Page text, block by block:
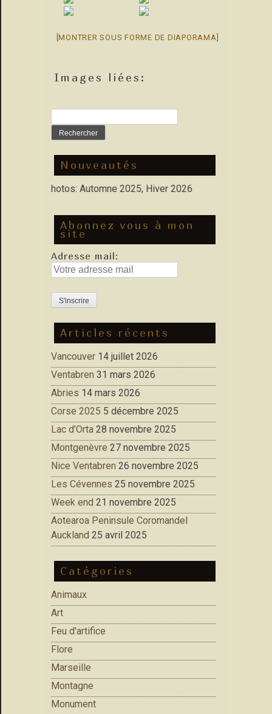
[MONTRER SOUS FORME DE DIAPORAMA]
Images liées:
Nouveautés
Photos: Automne 2025, Hiver 2026
Abonnez vous à mon
site
Adresse mail:
Articles récents
Vancouver 14 juillet 2026
Ventabren 31 mars 2026
Abries 14 mars 2026
Corse 2025 5 décembre 2025
Lac d’Orta 28 novembre 2025
Montgenèvre 27 novembre 2025
Nice Ventabren 26 novembre 2025
Les Cévennes 25 novembre 2025
Week end 21 novembre 2025
Aotearoa Peninsule Coromandel
Auckland 25 avril 2025
Catégories
Animaux
Art
Feu d'artifice
Flore
Marseille
Montagne
Monument